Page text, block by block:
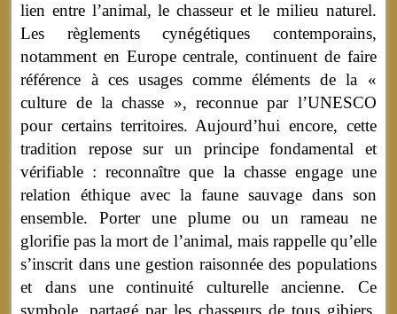
lien entre l’animal, le chasseur et le milieu naturel.
Les règlements cynégétiques contemporains,
notamment en Europe centrale, continuent de faire
référence à ces usages comme éléments de la «
culture de la chasse », reconnue par l’UNESCO
pour certains territoires. Aujourd’hui encore, cette
tradition repose sur un principe fondamental et
vérifiable : reconnaître que la chasse engage une
relation éthique avec la faune sauvage dans son
ensemble. Porter une plume ou un rameau ne
glorifie pas la mort de l’animal, mais rappelle qu’elle
s’inscrit dans une gestion raisonnée des populations
et dans une continuité culturelle ancienne. Ce